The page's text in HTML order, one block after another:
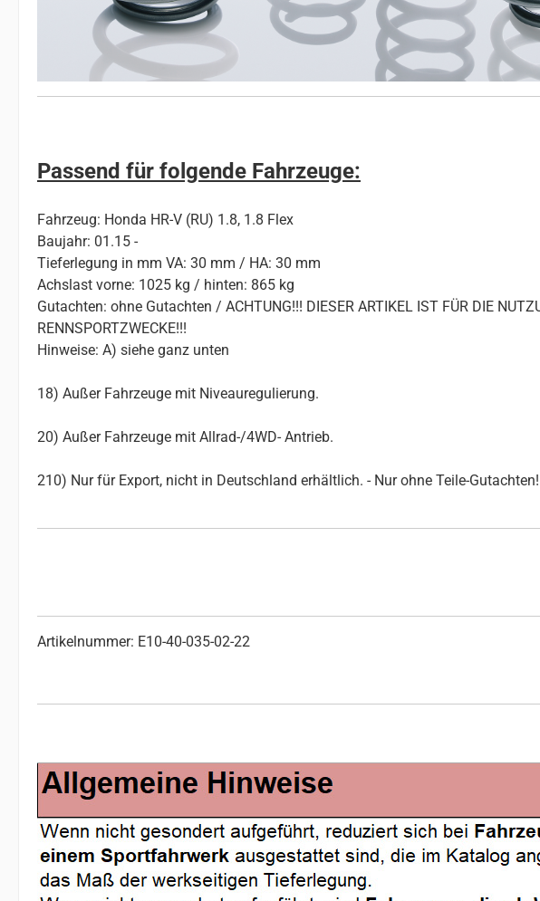
Passend für folgende Fahrzeuge:
Fahrzeug: Honda HR-V (RU) 1.8, 1.8 Flex
Baujahr: 01.15 -
Tieferlegung in mm VA: 30 mm / HA: 30 mm
Achslast vorne: 1025 kg / hinten: 865 kg
Gutachten: ohne Gutachten / ACHTUNG!!! DIESER ARTIKEL IST FÜR DIE
RENNSPORTZWECKE!!!
Hinweise: A) siehe ganz unten
18) Außer Fahrzeuge mit Niveauregulierung.
20) Außer Fahrzeuge mit Allrad-/4WD- Antrieb.
210) Nur für Export, nicht in Deutschland erhältlich. - Nur ohne Teile-Gutachten!
Artikelnummer: E10-40-035-02-22